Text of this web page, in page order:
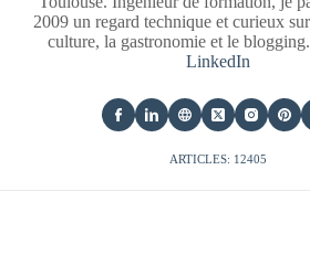
2009 un regard technique et curieux
culture, la gastronomie et le blogging.
LinkedIn
ARTICLES: 12405